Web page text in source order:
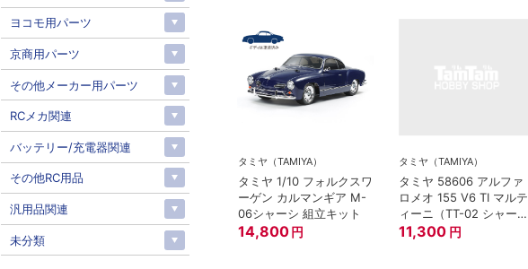
タミヤ（TAMIYA）
タミヤ 1/10 フォルクスワ
ーゲン カルマンギア M-
06シャーシ 組立キット
14,800 円
タミヤ（TAMIYA）
タミヤ 58606 アルファ
ロメオ 155 V6 TI マルテ
ィーニ（TT-02 シャー
シ） 本体キット
11,300 円
ヨコモ用パーツ
京商用パーツ
その他メーカー用パーツ
RCメカ関連
バッテリー/充電器関連
その他RC用品
汎用品関連
未分類